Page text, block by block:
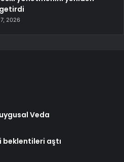
2026
Veda
beklentileri aştı